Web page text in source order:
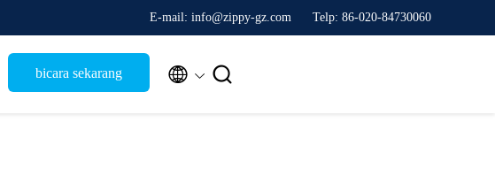
E-mail: info@zippy-gz.com Telp: 86-020-84730060
bicara sekarang  